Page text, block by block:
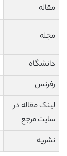
مقاله
مجله
دانشگاه
رفرنس
لینک مقاله در
سایت مرجع
نشریه